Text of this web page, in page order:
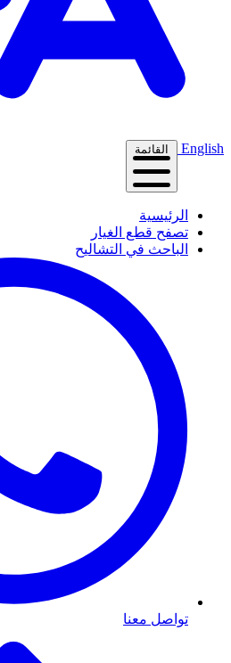
English القائمة
الرئيسية
تصفح قطع الغيار
الباحث في التشاليح
تواصل معنا